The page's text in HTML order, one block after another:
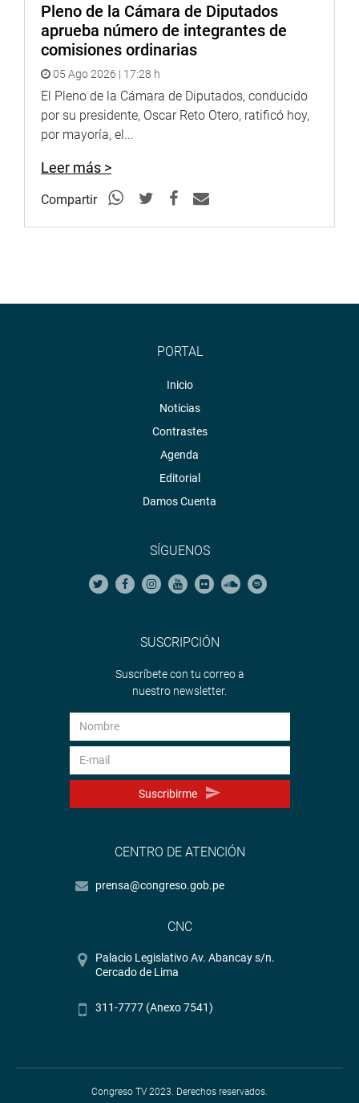
Pleno de la Cámara de Diputados
aprueba número de integrantes de
comisiones ordinarias
05 Ago 2026 | 17:28 h
El Pleno de la Cámara de Diputados, conducido
por su presidente, Oscar Reto Otero, ratificó hoy,
por mayoría, el...
Leer más >
Compartir
PORTAL
Inicio
Noticias
Contrastes
Agenda
Editorial
Damos Cuenta
SÍGUENOS
SUSCRIPCIÓN
Suscríbete con tu correo a
nuestro newsletter.
Suscribirme
CENTRO DE ATENCIÓN
prensa@congreso.gob.pe
CNC
Palacio Legislativo Av. Abancay s/n.
Cercado de Lima
311-7777 (Anexo 7541)
Congreso TV 2023. Derechos reservados.